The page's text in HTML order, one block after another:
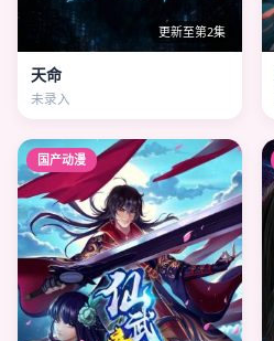
更新至第2集
天命
未录入
国产动漫